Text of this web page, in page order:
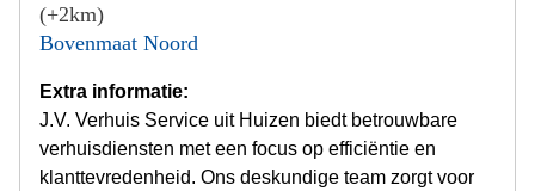
(+2km)
Bovenmaat Noord
Extra informatie:
J.V. Verhuis Service uit Huizen biedt betrouwbare
verhuisdiensten met een focus op efficiëntie en
klanttevredenheid. Ons deskundige team zorgt voor